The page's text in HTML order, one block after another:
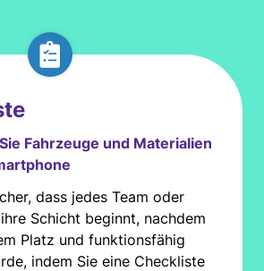
Fahrzeuge und Materialien
dass jedes Team oder
Schicht beginnt, nachdem
Platz und funktionsfähig
indem Sie eine Checkliste